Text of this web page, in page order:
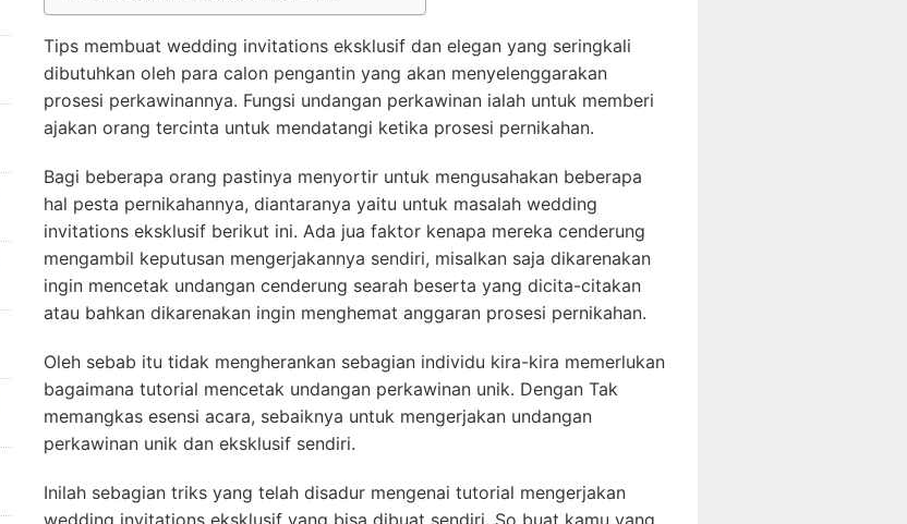
Tips membuat wedding invitations eksklusif dan elegan yang seringkali
dibutuhkan oleh para calon pengantin yang akan menyelenggarakan
prosesi perkawinannya. Fungsi undangan perkawinan ialah untuk memberi
ajakan orang tercinta untuk mendatangi ketika prosesi pernikahan.
Bagi beberapa orang pastinya menyortir untuk mengusahakan beberapa
hal pesta pernikahannya, diantaranya yaitu untuk masalah wedding
invitations eksklusif berikut ini. Ada jua faktor kenapa mereka cenderung
mengambil keputusan mengerjakannya sendiri, misalkan saja dikarenakan
ingin mencetak undangan cenderung searah beserta yang dicita-citakan
atau bahkan dikarenakan ingin menghemat anggaran prosesi pernikahan.
Oleh sebab itu tidak mengherankan sebagian individu kira-kira memerlukan
bagaimana tutorial mencetak undangan perkawinan unik. Dengan Tak
memangkas esensi acara, sebaiknya untuk mengerjakan undangan
perkawinan unik dan eksklusif sendiri.
Inilah sebagian triks yang telah disadur mengenai tutorial mengerjakan
wedding invitations eksklusif yang bisa dibuat sendiri. So buat kamu yang